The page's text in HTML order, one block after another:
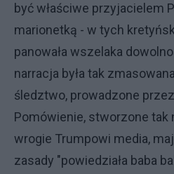
być właściwe przyjacielem
marionetką - w tych
panowała wszelaka
narracja była tak
śledztwo, prowadzone
Pomówienie, stworzone tak
wrogie Trumpowi media,
zasady "powiedziała baba